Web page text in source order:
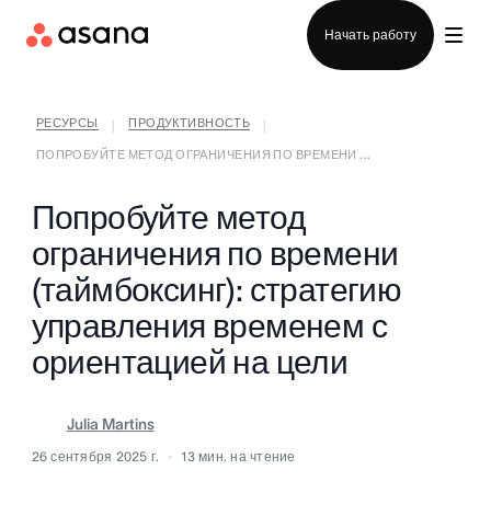
Начать работу
РЕСУРСЫ ПРОДУКТИВНОСТЬ
ПОПРОБУЙТЕ МЕТОД ОГРАНИЧЕНИЯ ПО ВРЕМЕНИ ...
Попробуйте метод
ограничения по времени
(таймбоксинг): стратегию
управления временем с
ориентацией на цели
Julia Martins
26 сентября 2025 г. 13 мин. на чтение